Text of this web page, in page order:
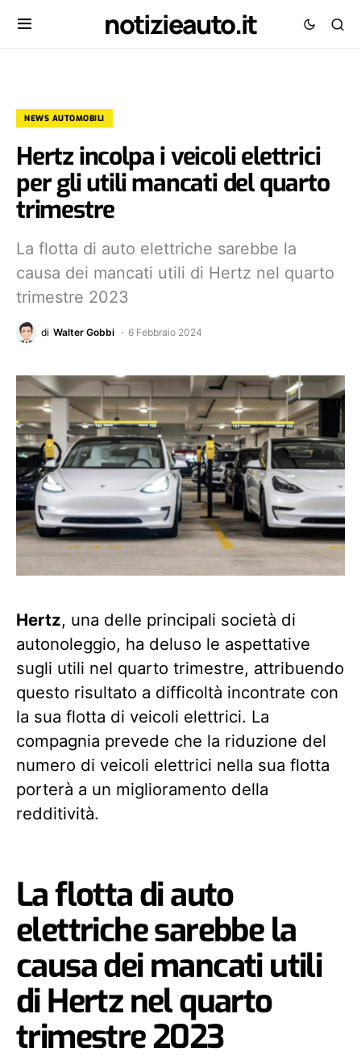
notizieauto.it
NEWS AUTOMOBILI
Hertz incolpa i veicoli elettrici
per gli utili mancati del quarto
trimestre
La flotta di auto elettriche sarebbe la
causa dei mancati utili di Hertz nel quarto
trimestre 2023
di Walter Gobbi 6 Febbraio 2024
Hertz, una delle principali società di
autonoleggio, ha deluso le aspettative
sugli utili nel quarto trimestre, attribuendo
questo risultato a difficoltà incontrate con
la sua flotta di veicoli elettrici. La
compagnia prevede che la riduzione del
numero di veicoli elettrici nella sua flotta
porterà a un miglioramento della
redditività.
La flotta di auto
elettriche sarebbe la
causa dei mancati utili
di Hertz nel quarto
trimestre 2023